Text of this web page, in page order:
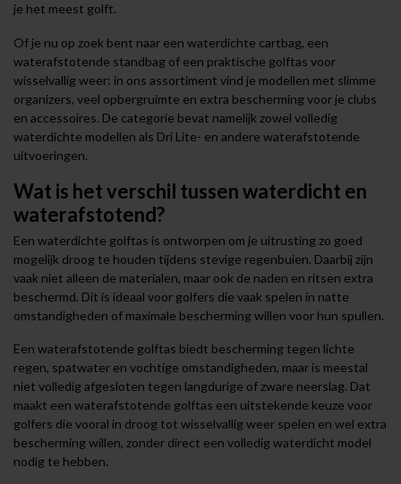
je het meest golft.
Of je nu op zoek bent naar een waterdichte cartbag, een
waterafstotende standbag of een praktische golftas voor
wisselvallig weer: in ons assortiment vind je modellen met slimme
organizers, veel opbergruimte en extra bescherming voor je clubs
en accessoires. De categorie bevat namelijk zowel volledig
waterdichte modellen als Dri Lite- en andere waterafstotende
uitvoeringen.
Wat is het verschil tussen waterdicht en
waterafstotend?
Een waterdichte golftas is ontworpen om je uitrusting zo goed
mogelijk droog te houden tijdens stevige regenbuien. Daarbij zijn
vaak niet alleen de materialen, maar ook de naden en ritsen extra
beschermd. Dit is ideaal voor golfers die vaak spelen in natte
omstandigheden of maximale bescherming willen voor hun spullen.
Een waterafstotende golftas biedt bescherming tegen lichte
regen, spatwater en vochtige omstandigheden, maar is meestal
niet volledig afgesloten tegen langdurige of zware neerslag. Dat
maakt een waterafstotende golftas een uitstekende keuze voor
golfers die vooral in droog tot wisselvallig weer spelen en wel extra
bescherming willen, zonder direct een volledig waterdicht model
nodig te hebben.